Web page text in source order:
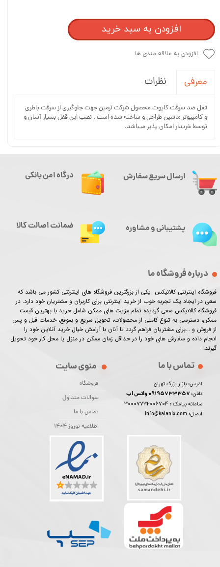
افزودن به سبد خرید
افزودن به علاقه مندی ها
معرفی نظرات
قفل ضد سرقت کاپوت محصول شرکت آرمین جهت جلوگیری از سرقت باطری
و کامپیوتر ماشین طراحی و ساخته شده است . نصب این قفل بسیار آسان و
توسط خریدار امکان پذیر میباشد.
ارسال سریع سفارش
درباره فروشگاه ما
فروشگاه اینترنتی کالانیکس یکی از بزرگترین فروشگاه های اینترنتی کشور می باشد که
سعی در ایجاد یک تجربه خوب از خرید اینترنتی برای کاربران و مشتریان خود دارد. در
فروشگاه کالانیکس سعی گردیده تمام مزیت های ممکن شامل خرید با بهترین قیمت
ممکن، دسترسی به تنوع کاملی از محصولات، تحویل سریع و بموقع، خدمات قبل و پس
از فروش و ...برای مشتریان فراهم گردد تا آنان با آرامش خیال خرید آنلاین خود را
انجام داده و سفارش های خود را در حداقل زمان ممکن در منزل یا محل کار خود تحویل
گیرند.​​​​​​​
منوی سایت
فروشگاه
سوالات متداول
تماس با ما
اطلاعیه نوروز 1404
تماس با ما
آدرس: بازار بزرگ تهران
تلفن:
سامانه پیامک : 30007732006704
ایمیل: info@kalanix.com
درگاه امن بانکی
پشتیبانی و مشاوره ضمانت اصالت کالا